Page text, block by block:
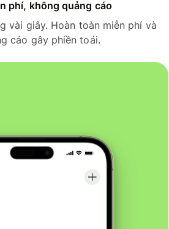
phí, không quảng cáo
vài giây. Hoàn toàn miễn phí và
cáo gây phiền toái.